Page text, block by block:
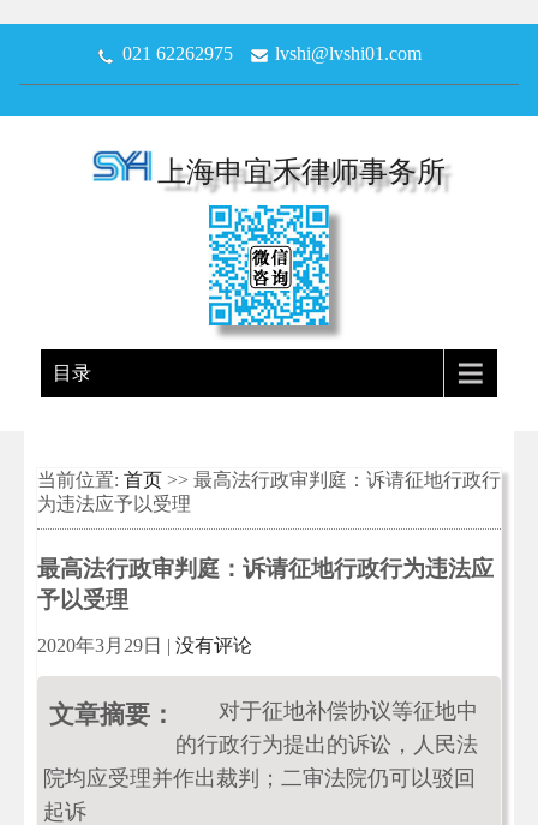
021 62262975 lvshi@lvshi01.com
上海申宜禾律师事务所
目录
当前位置: 首页 >> 最高法行政审判庭：诉请征地行政行
为违法应予以受理
最高法行政审判庭：诉请征地行政行为违法应
予以受理
2020年3月29日 | 没有评论
文章摘要：
对于征地补偿协议等征地中
的行政行为提出的诉讼，人民法
院均应受理并作出裁判；二审法院仍可以驳回
起诉